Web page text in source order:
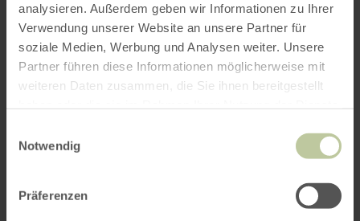
analysieren. Außerdem geben wir Informationen zu Ihrer
Verwendung unserer Website an unsere Partner für
soziale Medien, Werbung und Analysen weiter. Unsere
Partner führen diese Informationen möglicherweise mit
weiteren Daten zusammen, die Sie ihnen bereitgestellt
Notwendig
Präferenzen
07/11/2026
18:00